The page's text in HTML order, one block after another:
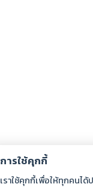
ร่วมงานกับเรา ด
การใช้คุกกี้
เราใช้คุกกี้เพื่อให้ทุกคนไ